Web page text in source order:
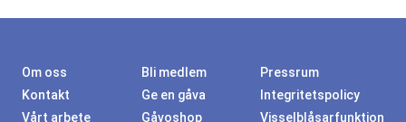
Om oss Bli medlem
Pressrum
Kontakt
Ge en gåva
Integritetspolicy
Vårt arbete
Gåvoshop Visselblåsarfunktion